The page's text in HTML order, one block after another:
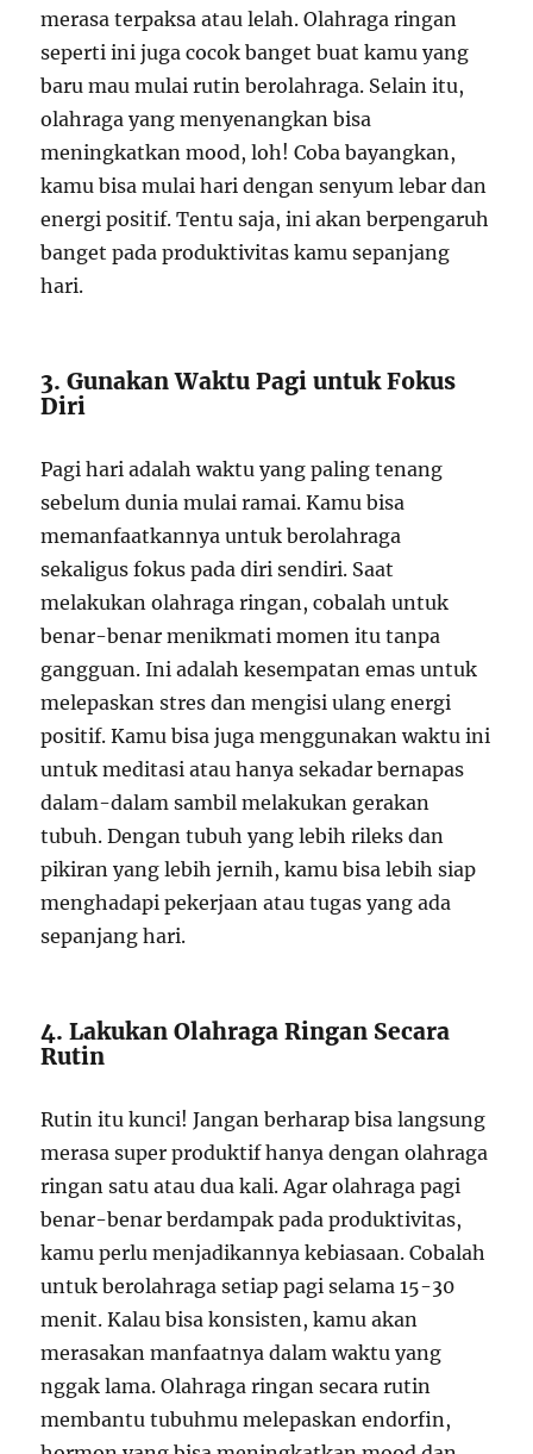
merasa terpaksa atau lelah. Olahraga ringan
seperti ini juga cocok banget buat kamu yang
baru mau mulai rutin berolahraga. Selain itu,
olahraga yang menyenangkan bisa
meningkatkan mood, loh! Coba bayangkan,
kamu bisa mulai hari dengan senyum lebar dan
energi positif. Tentu saja, ini akan berpengaruh
banget pada produktivitas kamu sepanjang
hari.
3. Gunakan Waktu Pagi untuk Fokus
Diri
Pagi hari adalah waktu yang paling tenang
sebelum dunia mulai ramai. Kamu bisa
memanfaatkannya untuk berolahraga
sekaligus fokus pada diri sendiri. Saat
melakukan olahraga ringan, cobalah untuk
benar-benar menikmati momen itu tanpa
gangguan. Ini adalah kesempatan emas untuk
melepaskan stres dan mengisi ulang energi
positif. Kamu bisa juga menggunakan waktu ini
untuk meditasi atau hanya sekadar bernapas
dalam-dalam sambil melakukan gerakan
tubuh. Dengan tubuh yang lebih rileks dan
pikiran yang lebih jernih, kamu bisa lebih siap
menghadapi pekerjaan atau tugas yang ada
sepanjang hari.
4. Lakukan Olahraga Ringan Secara
Rutin
Rutin itu kunci! Jangan berharap bisa langsung
merasa super produktif hanya dengan olahraga
ringan satu atau dua kali. Agar olahraga pagi
benar-benar berdampak pada produktivitas,
kamu perlu menjadikannya kebiasaan. Cobalah
untuk berolahraga setiap pagi selama 15-30
menit. Kalau bisa konsisten, kamu akan
merasakan manfaatnya dalam waktu yang
nggak lama. Olahraga ringan secara rutin
membantu tubuhmu melepaskan endorfin,